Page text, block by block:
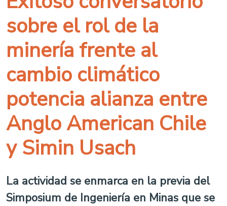
sobre el rol de la
minería frente al
cambio climático
potencia alianza entre
Anglo American Chile
y Simin Usach
La actividad se enmarca en la previa del
Simposium de Ingeniería en Minas que se